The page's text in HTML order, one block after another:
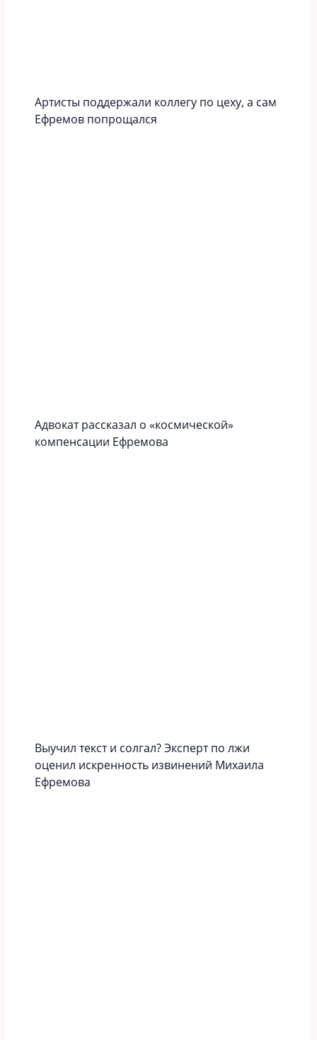
Артисты поддержали коллегу по цеху, а сам
Ефремов попрощался
Адвокат рассказал о «космической»
компенсации Ефремова
Выучил текст и солгал? Эксперт по лжи
оценил искренность извинений Михаила
Ефремова